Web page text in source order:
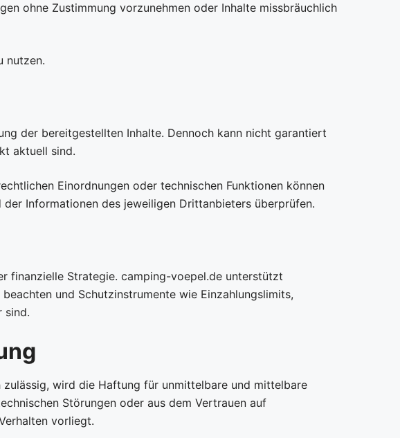
ohne Zustimmung vorzunehmen oder Inhalte missbräuchlich
nutzen.
der bereitgestellten Inhalte. Dennoch kann nicht garantiert
aktuell sind.
Einordnungen oder technischen Funktionen können
Informationen des jeweiligen Drittanbieters überprüfen.
finanzielle Strategie. camping-voepel.de unterstützt
und Schutzinstrumente wie Einzahlungslimits,
sind.
wird die Haftung für unmittelbare und mittelbare
Störungen oder aus dem Vertrauen auf
vorliegt.